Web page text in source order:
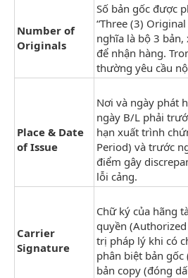
Number of
Originals
Số bản gốc được
“Three (3)
nghĩa là bộ 3
để nhận hàng.
thường yêu cầu
Place & Date
of Issue
Nơi và ngày phát
ngày B/L phải
hạn xuất trình
Period) và trước
điểm gây
lỗi cảng.
Carrier
Signature
Chữ ký của hãng
quyền
trị pháp lý khi có
phân biệt bản
bản copy (đóng